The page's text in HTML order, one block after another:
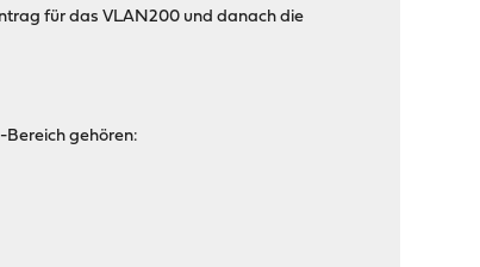
für das VLAN200 und danach die
Bereich gehören: